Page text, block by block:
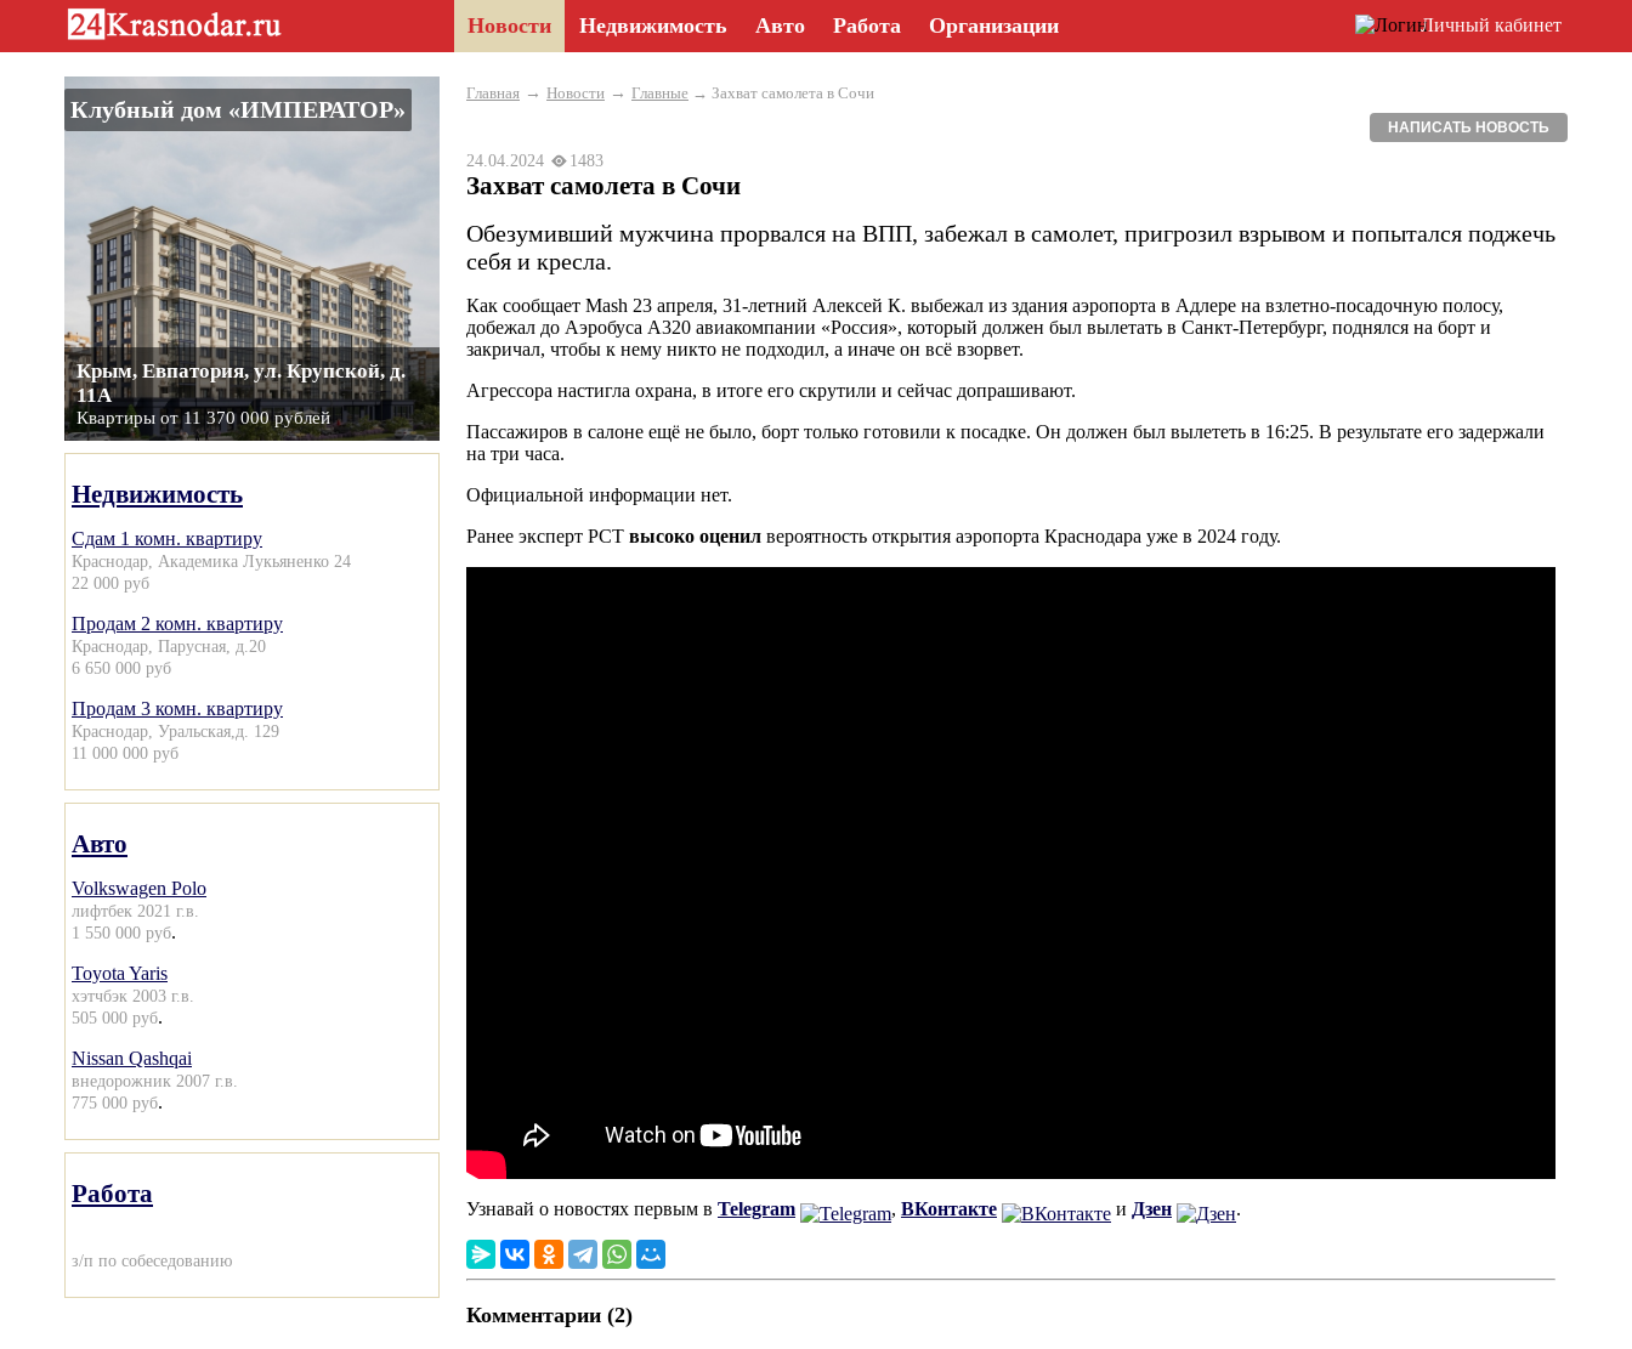
Новости Недвижимость Авто Работа Организации Личный кабинет
Клубный дом «ИМПЕРАТОР»
Крым, Евпатория, ул. Крупской, д.
11А
Квартиры от 11 370 000 рублей
Недвижимость
Сдам 1 комн. квартиру
Краснодар, Академика Лукьяненко 24
22 000 руб
Продам 2 комн. квартиру
Краснодар, Парусная, д.20
6 650 000 руб
Продам 3 комн. квартиру
Краснодар, Уральская,д. 129
11 000 000 руб
Авто
Volkswagen Polo
лифтбек 2021 г.в.
1 550 000 руб.
Toyota Yaris
хэтчбэк 2003 г.в.
505 000 руб.
Nissan Qashqai
внедорожник 2007 г.в.
775 000 руб.
Работа
з/п по собеседованию
Главная → Новости → Главные → Захват самолета в Сочи
НАПИСАТЬ НОВОСТЬ
24.04.2024 1483
Захват самолета в Сочи
Обезумивший мужчина прорвался на ВПП, забежал в самолет, пригрозил взрывом и попытался поджечь
себя и кресла.
Как сообщает Mash 23 апреля, 31-летний Алексей К. выбежал из здания аэропорта в Адлере на взлетно-посадочную полосу,
добежал до Аэробуса А320 авиакомпании «Россия», который должен был вылетать в Санкт-Петербург, поднялся на борт и
закричал, чтобы к нему никто не подходил, а иначе он всё взорвет.
Агрессора настигла охрана, в итоге его скрутили и сейчас допрашивают.
Пассажиров в салоне ещё не было, борт только готовили к посадке. Он должен был вылететь в 16:25. В результате его задержали
на три часа.
Официальной информации нет.
Ранее эксперт РСТ высоко оценил вероятность открытия аэропорта Краснодара уже в 2024 году.
Узнавай о новостях первым в Telegram , ВКонтакте и Дзен .
Комментарии (2)